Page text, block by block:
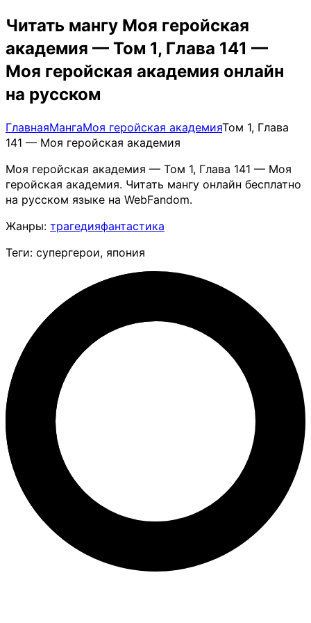
Читать мангу Моя геройская
академия — Том 1, Глава 141 —
Моя геройская академия онлайн
на русском
ГлавнаяМангаМоя геройская академияТом 1, Глава
141 — Моя геройская академия
Моя геройская академия — Том 1, Глава 141 — Моя
геройская академия. Читать мангу онлайн бесплатно
на русском языке на WebFandom.
Жанры: трагедияфантастика
Теги: супергерои, япония